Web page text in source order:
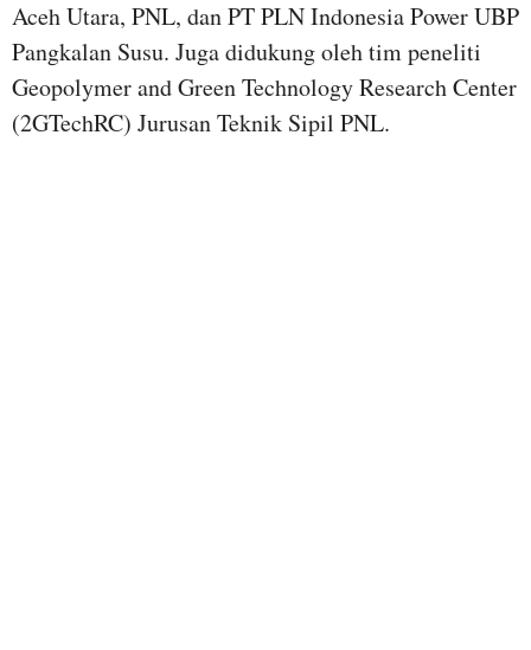
Aceh Utara, PNL, dan PT PLN Indonesia Power UBP
Pangkalan Susu. Juga didukung oleh tim peneliti
Geopolymer and Green Technology Research Center
(2GTechRC) Jurusan Teknik Sipil PNL.